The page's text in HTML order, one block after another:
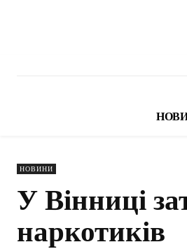
НОВИНИ
У Вінниці
наркотиків